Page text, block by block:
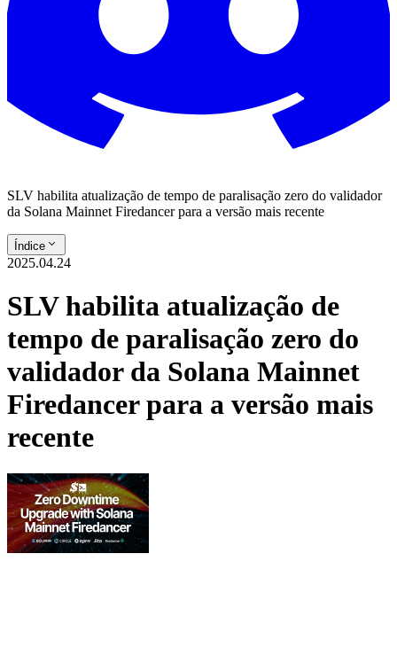
SLV habilita atualização de tempo de paralisação zero do validador
da Solana Mainnet Firedancer para a versão mais recente
Índice
2025.04.24
SLV habilita atualização de
tempo de paralisação zero do
validador da Solana Mainnet
Firedancer para a versão mais
recente